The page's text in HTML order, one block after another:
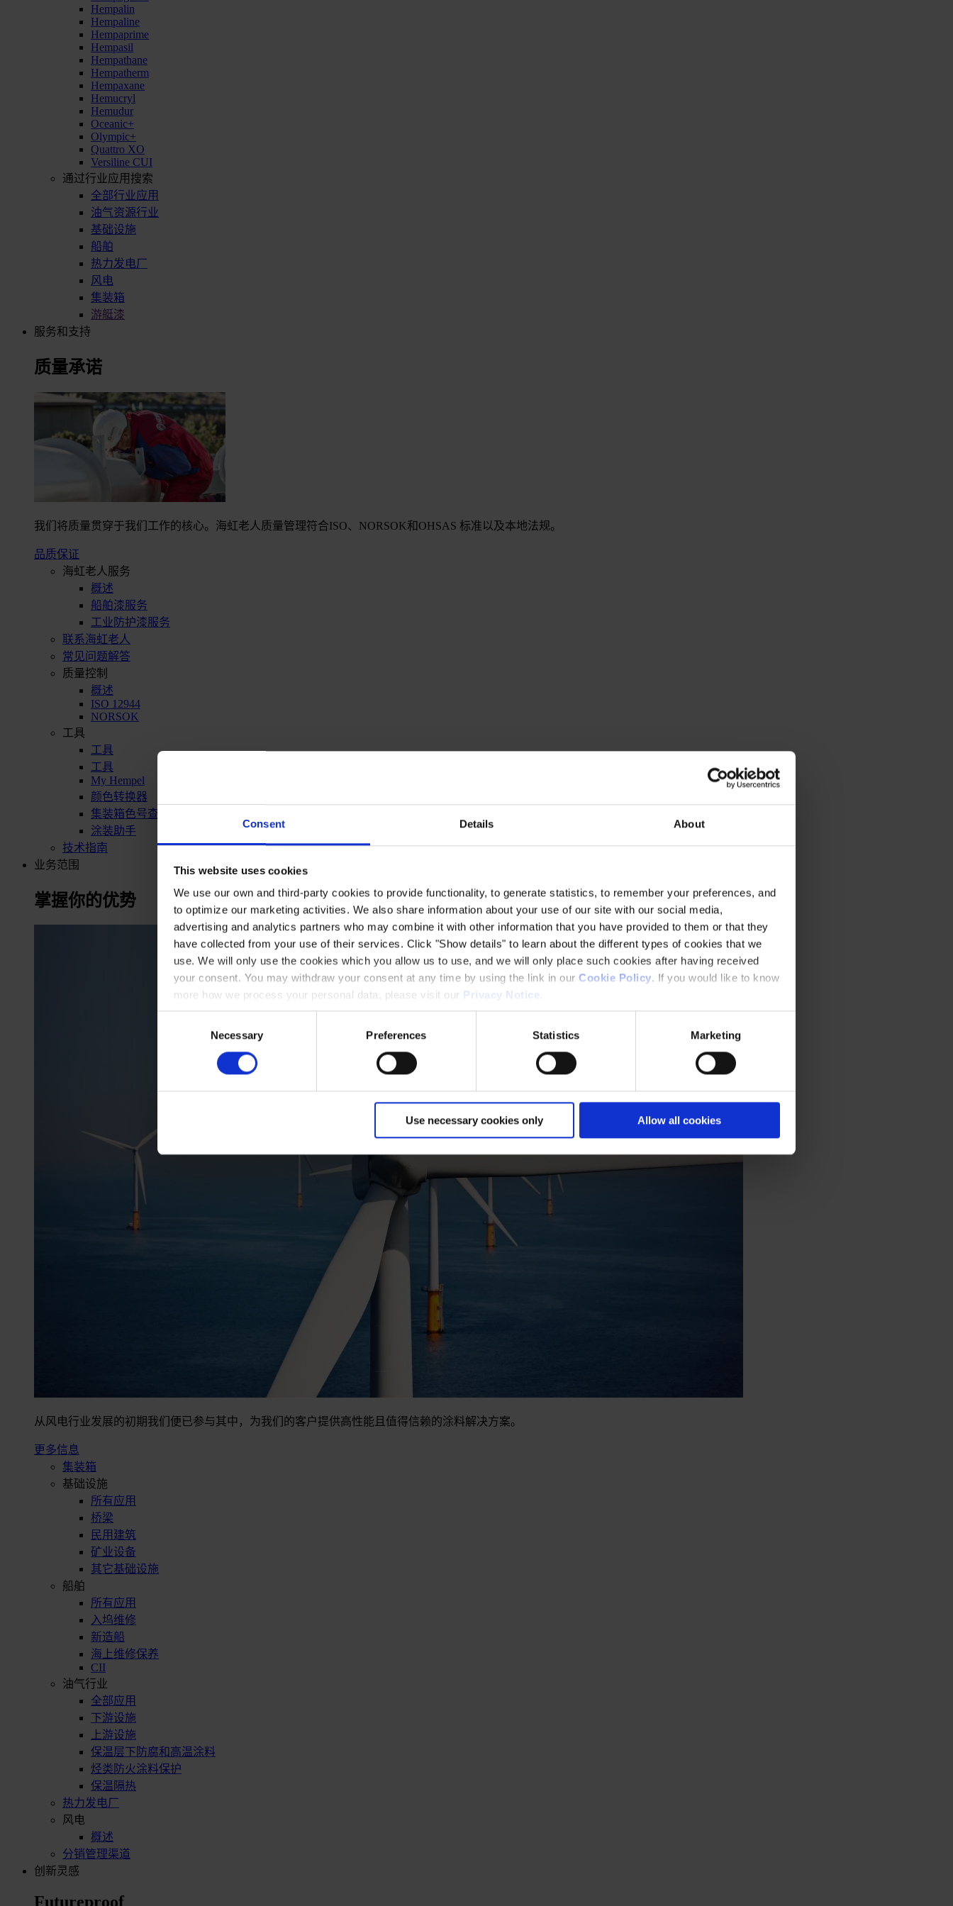
Consent Details About
This website uses cookies
We use our own and third-party cookies to provide functionality, to generate statistics, to remember your preferences, and
to optimize our marketing activities. We also share information about your use of our site with our social media,
advertising and analytics partners who may combine it with other information that you have provided to them or that they
have collected from your use of their services. Click "Show details" to learn about the different types of cookies that we
use. We will only use the cookies which you allow us to use, and we will only place such cookies after having received
your consent. You may withdraw your consent at any time by using the link in our Cookie Policy. If you would like to know
more how we process your personal data, please visit our Privacy Notice
Necessary Preferences Statistics Marketing
Use necessary cookies only Allow all cookies
Hempalin
Hempaline
Hempaprime
Hempasil
Hempathane
Hempatherm
Hempaxane
Hemucryl
Hemudur
Oceanic+
Olympic+
Quattro XO
Versiline CUI
通过行业应用搜索
全部行业应用
油气资源行业
基础设施
船舶
热力发电厂
风电
集装箱
游艇漆
服务和支持
质量承诺
我们将质量贯穿于我们工作的核心。海虹老人质量管理符合ISO、NORSOK和OHSAS 标准以及本地法规。
品质保证
海虹老人服务
概述
船舶漆服务
工业防护漆服务
联系海虹老人
常见问题解答
质量控制
概述
ISO 12944
NORSOK
工具
工具
工具
My Hempel
颜色转换器
集装箱色号查询
涂装助手
技术指南
业务范围
掌握你的优势
从风电行业发展的初期我们便已参与其中，为我们的客户提供高性能且值得信赖的涂料解决方案。
更多信息
集装箱
基础设施
所有应用
桥梁
民用建筑
矿业设备
其它基础设施
船舶
所有应用
入坞维修
新造船
海上维修保养
CII
油气行业
全部应用
下游设施
上游设施
保温层下防腐和高温涂料
烃类防火涂料保护
保温隔热
热力发电厂
风电
概述
分销管理渠道
创新灵感
Futureproof